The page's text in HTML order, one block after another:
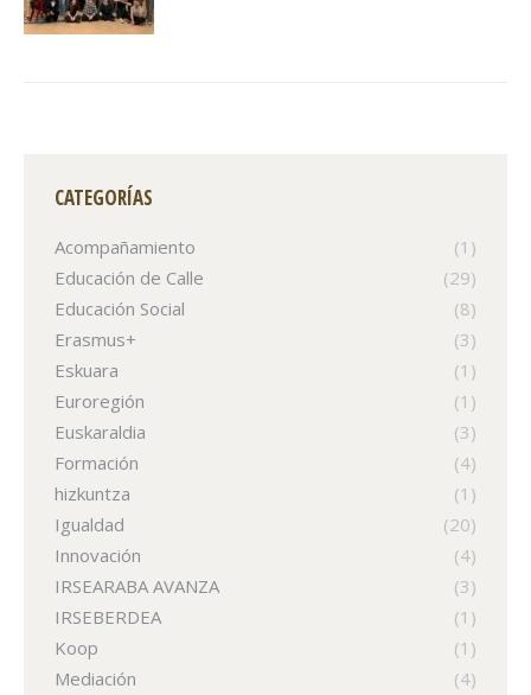
CATEGORÍAS
Acompañamiento
(1)
Educación de Calle
(29)
Educación Social
(8)
Erasmus+
(3)
Eskuara
(1)
Euroregión
(1)
Euskaraldia
(3)
Formación
(4)
hizkuntza
(1)
Igualdad
(20)
Innovación
(4)
IRSEARABA AVANZA
(3)
IRSEBERDEA
(1)
Koop
(1)
Mediación
(4)